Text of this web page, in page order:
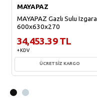
MAYAPAZ
MAYAPAZ Gazlı Sulu Izgara
600x630x270
34,453.39 TL
+ KDV
ÜCRETSİZ KARGO